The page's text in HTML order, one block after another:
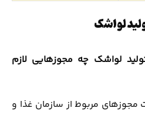
لواشک
تولید لواشک چه مجوزهایی لازم
مجوزهای مربوط از سازمان غذا و